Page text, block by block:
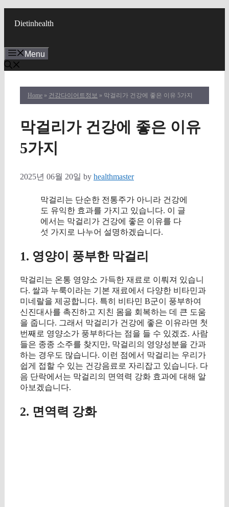
Dietinhealth
Menu
Home » 건강다이어트정보 » 막걸리가 건강에 좋은 이유 5가지
막걸리가 건강에 좋은 이유
5가지
2025년 06월 20일 by healthmaster
막걸리는 단순한 전통주가 아니라 건강에
도 유익한 효과를 가지고 있습니다. 이 글
에서는 막걸리가 건강에 좋은 이유를 다
섯 가지로 나누어 설명하겠습니다.
1. 영양이 풍부한 막걸리
막걸리는 온통 영양소 가득한 재료로 이뤄져 있습니
다. 쌀과 누룩이라는 기본 재료에서 다양한 비타민과
미네랄을 제공합니다. 특히 비타민 B군이 풍부하여
신진대사를 촉진하고 지친 몸을 회복하는 데 큰 도움
을 줍니다. 그래서 막걸리가 건강에 좋은 이유라면 첫
번째로 영양소가 풍부하다는 점을 들 수 있겠죠. 사람
들은 종종 소주를 찾지만, 막걸리의 영양성분을 간과
하는 경우도 많습니다. 이런 점에서 막걸리는 우리가
쉽게 접할 수 있는 건강음료로 자리잡고 있습니다. 다
음 단락에서는 막걸리의 면역력 강화 효과에 대해 알
아보겠습니다.
2. 면역력 강화